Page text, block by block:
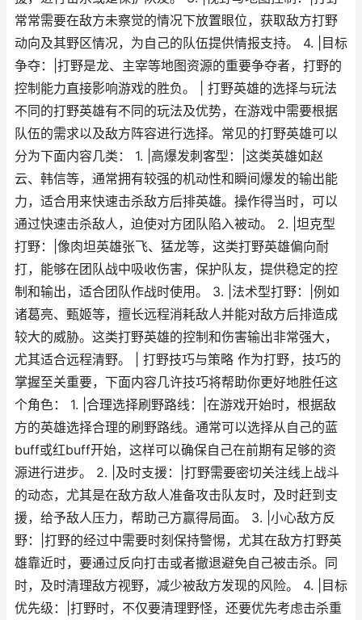
常常需要在敌方未察觉的情况下放置眼位，获取敌方打野
动向及其野区情况，为自己的队伍提供情报支持。 4. |目标
争夺：|打野是龙、主宰等地图资源的重要争夺者，打野的
控制能力直接影响游戏的胜负。 | 打野英雄的选择与玩法
不同的打野英雄有不同的玩法及优势，在游戏中需要根据
队伍的需求以及敌方阵容进行选择。常见的打野英雄可以
分为下面内容几类： 1. |高爆发刺客型：|这类英雄如赵
云、韩信等，通常拥有较强的机动性和瞬间爆发的输出能
力，适合用来快速击杀敌方后排英雄。操作得当时，可以
通过快速击杀敌人，迫使对方团队陷入被动。 2. |坦克型
打野：|像肉坦英雄张飞、猛龙等，这类打野英雄偏向耐
打，能够在团队战中吸收伤害，保护队友，提供稳定的控
制和输出，适合团队作战时使用。 3. |法术型打野：|例如
诸葛亮、甄姬等，擅长远程消耗敌人并能对敌方后排造成
较大的威胁。这类打野英雄的控制和伤害输出非常强大，
尤其适合远程清野。 | 打野技巧与策略 作为打野，技巧的
掌握至关重要，下面内容几许技巧将帮助你更好地胜任这
个角色： 1. |合理选择刷野路线：|在游戏开始时，根据敌
方的英雄选择合理的刷野路线。通常可以选择从自己的蓝
buff或红buff开始，这样可以确保自己在前期有足够的资
源进行进步。 2. |及时支援：|打野需要密切关注线上战斗
的动态，尤其是在敌方敌人准备攻击队友时，及时赶到支
援，给予敌人压力，帮助己方赢得局面。 3. |小心敌方反
野：|打野的经过中需要时刻保持警惕，尤其在敌方打野英
雄靠近时，要通过反向打击或者撤退避免自己被击杀。同
时，及时清理敌方视野，减少被敌方发现的风险。 4. |目标
优先级：|打野时，不仅要清理野怪，还要优先考虑击杀重